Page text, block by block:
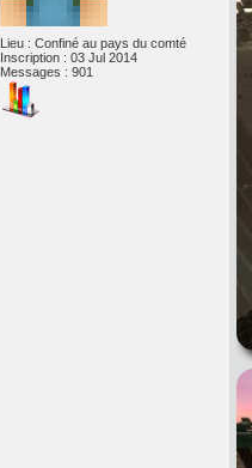
Lieu : Confiné au pays du comté
Inscription : 03 Jul 2014
Messages : 901